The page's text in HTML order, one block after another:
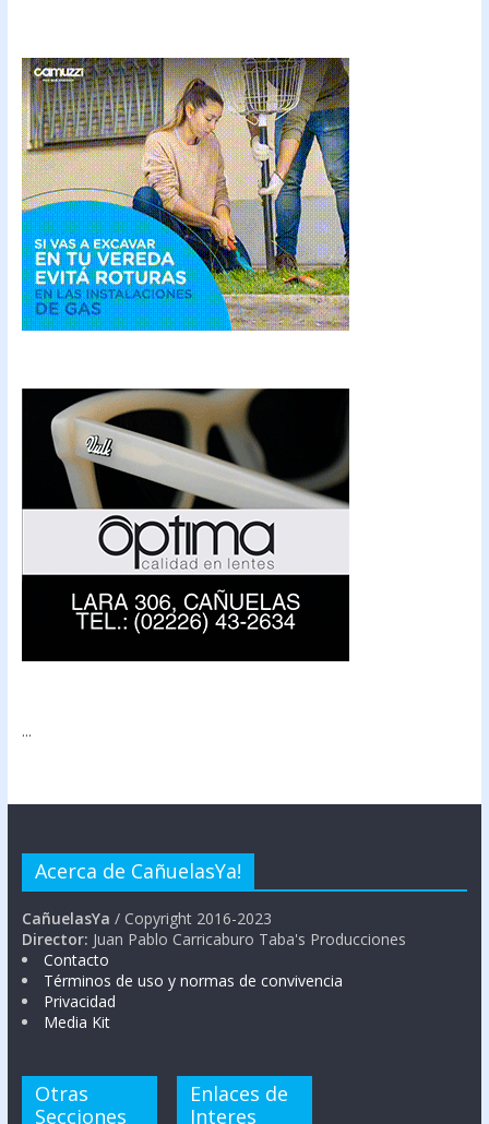
...
Acerca de CañuelasYa!
CañuelasYa / Copyright 2016-2023
Director: Juan Pablo Carricaburo Taba's Producciones
Contacto
Términos de uso y normas de convivencia
Privacidad
Media Kit
Otras
Secciones
Enlaces de
Interes